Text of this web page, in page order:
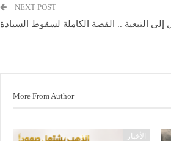
NEXT POST
إلى التبعية .. القصة الكاملة لسقوط السيادة
More From Author
الأخبار